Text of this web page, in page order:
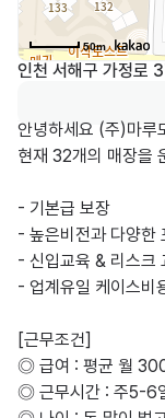
50m
인천 서해구 가정로
안녕하세요 (주)마루
현재 32개의 매장을
- 기본급 보장
- 높은비전과 다양한
- 신입교육 & 리스크
- 업계유일 케이스비
[근무조건]
◎ 급여 : 평균 월
◎ 근무시간 : 주5-6